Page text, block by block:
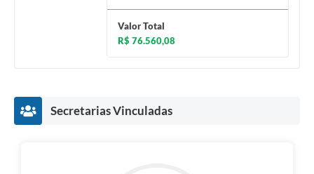
Valor Total
R$ 76.560,08
Secretarias Vinculadas